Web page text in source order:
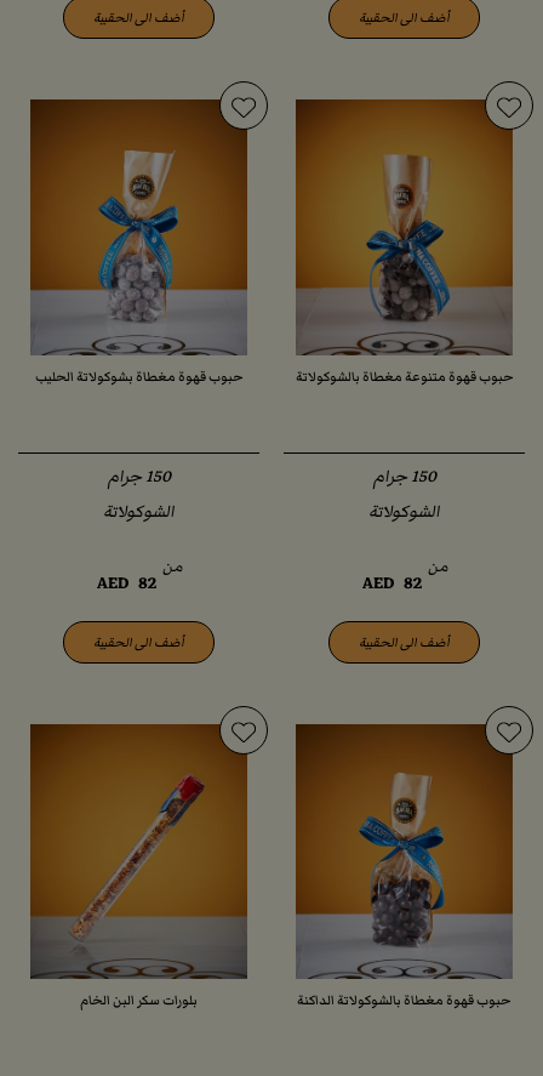
أضف الى الحقيبة أضف الى الحقيبة
حبوب قهوة متنوعة مغطاة بالشوكولاتة
‏150 جرام
الشوكولاتة
من
AED 82
أضف الى الحقيبة
حبوب قهوة مغطاة بشوكولاتة الحليب
‏150 جرام
الشوكولاتة
من
AED 82
أضف الى الحقيبة
حبوب قهوة مغطاة بالشوكولاتة الداكنة بلورات سكر البن الخام